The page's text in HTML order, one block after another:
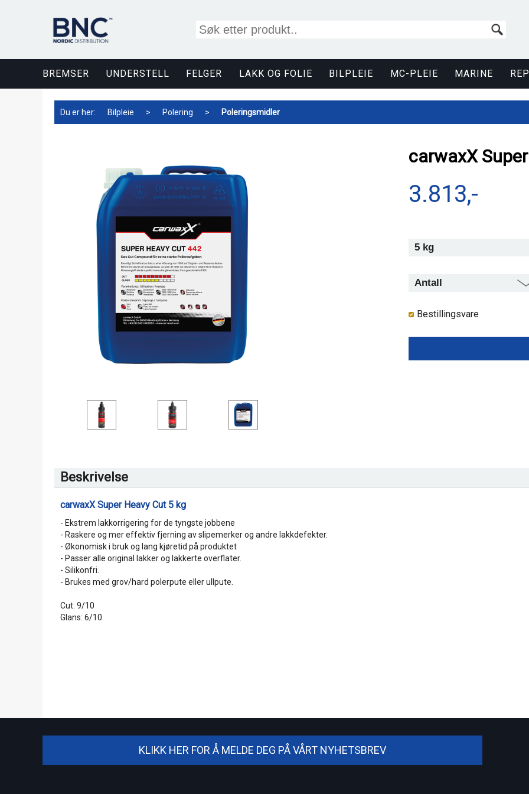
BREMSER UNDERSTELL FELGER LAKK OG FOLIE BILPLEIE MC-PLEIE MARINE
Du er her: Bilpleie > Polering > Poleringsmidler
carwaxX
3.813,-
Bestillingsvare
Beskrivelse
carwaxX Super Heavy Cut 5 kg
- Ekstrem lakkorrigering for de tyngste jobbene
- Raskere og mer effektiv fjerning av slipemerker og andre lakkdefekter.
- Økonomisk i bruk og lang kjøretid på produktet
- Passer alle original lakker og lakkerte overflater.
- Silikonfri.
- Brukes med grov/hard polerpute eller ullpute.
Cut: 9/10
Glans: 6/10
KLIKK HER FOR Å MELDE DEG PÅ VÅRT NYHETSBREV